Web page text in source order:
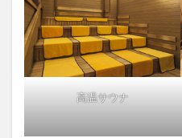
高温サウナ